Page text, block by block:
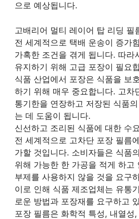
으로 예상됩니다.
고배리어 멀티 레이어 탑 리딩 필
전 세계적으로 택배 운송이 증가
가혹한 조건을 겪게 됩니다. 따라
유지하기 위해 고급 포장이 필요
식품 산업에서 포장은 식품을 보
하기 위해 매우 중요합니다. 고차
통기한을 연장하고 저장된 식품
는 데 도움이 됩니다.
신선하고 조리된 식품에 대한 수
전 세계적으로 고차단 포장 필름
가할 것입니다. 소비자들은 식품
위해 가능한 한 가공을 적게 하고
부제를 사용하지 않을 것을 요구
이로 인해 식품 제조업체는 유통
로운 방법과 포장재를 요구하고
포장 필름은 화학적 특성, 내열성